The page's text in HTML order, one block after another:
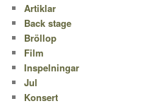
Artiklar
Back stage
Bröllop
Film
Inspelningar
Jul
Konsert